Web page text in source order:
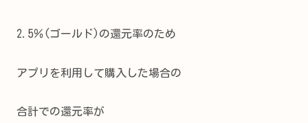
2.5％(ゴールド)の還元率のため
アプリを利用して購入した場合の
合計での還元率が